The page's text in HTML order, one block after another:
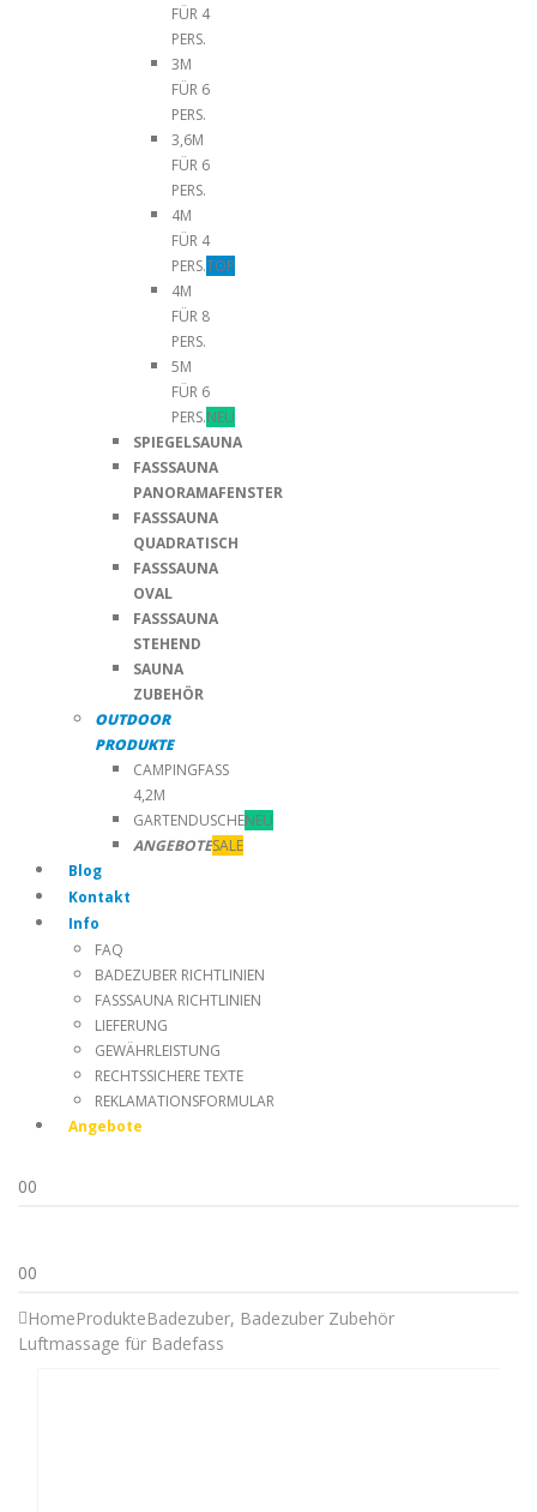
FÜR 4
PERS.
3M
FÜR 6
PERS.
3,6M
FÜR 6
PERS.
4M
FÜR 4
PERS.TOP
4M
FÜR 8
PERS.
5M
FÜR 6
PERS.NEU
SPIEGELSAUNA
FASSSAUNA
PANORAMAFENSTER
FASSSAUNA
QUADRATISCH
FASSSAUNA
OVAL
FASSSAUNA
STEHEND
SAUNA
ZUBEHÖR
OUTDOOR
PRODUKTE
CAMPINGFASS
4,2M
GARTENDUSCHENEU
ANGEBOTESALE
Blog
Kontakt
Info
FAQ
BADEZUBER RICHTLINIEN
FASSSAUNA RICHTLINIEN
LIEFERUNG
GEWÄHRLEISTUNG
RECHTSSICHERE TEXTE
REKLAMATIONSFORMULAR
Angebote
00
00
HomeProdukteBadezuber, Badezuber Zubehör
Luftmassage für Badefass